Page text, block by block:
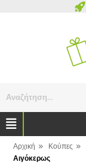
Αναζήτηση...
Αρχική » Κούπες »
Αιγόκερως